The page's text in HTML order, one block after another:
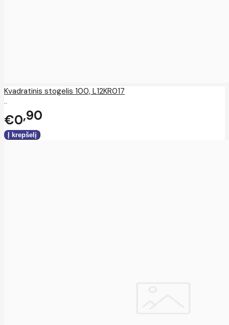
Kvadratinis stogelis 100, L12KR017
..
€0 90